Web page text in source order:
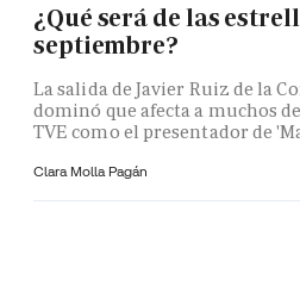
¿Qué será de las
septiembre?
La salida de Javier Ruiz de la
dominó que afecta a muchos
TVE como el presentador de
Clara Molla Pagán